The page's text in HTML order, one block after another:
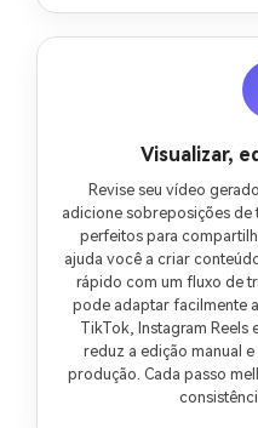
Visualizar,
Revise seu vídeo
adicione sobreposições de
perfeitos para
ajuda você a criar
rápido com um fluxo de
pode adaptar facilmente
TikTok, Instagram Reels
reduz a edição manual
produção. Cada passo